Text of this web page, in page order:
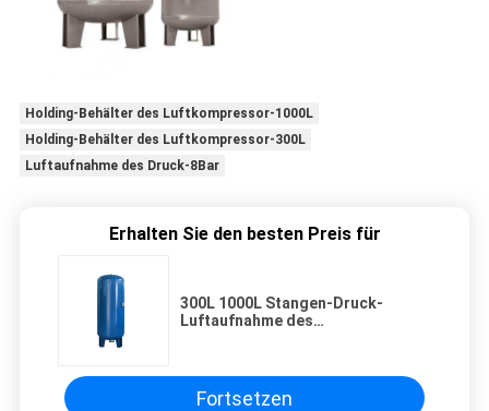
Holding-Behälter des Luftkompressor-1000L
Holding-Behälter des Luftkompressor-300L
Luftaufnahme des Druck-8Bar
Erhalten Sie den besten Preis für
300L 1000L Stangen-Druck-
Luftaufnahme des
Fortsetzen